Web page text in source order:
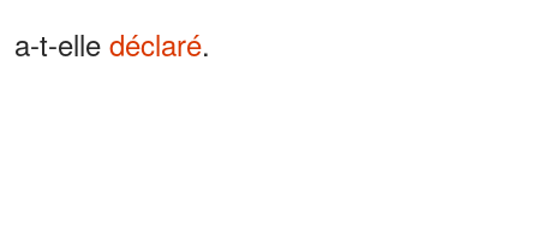
a-t-elle déclaré.